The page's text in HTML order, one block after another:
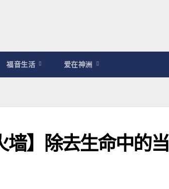
福音生活 爱在神洲
】除去生命中的当